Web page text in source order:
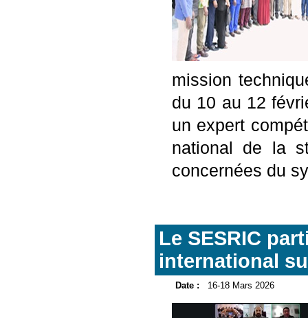
mission
du 10 au 12
un expert
national de la
concernées du
Le SESRIC
international
Date : 16-18 Mars 2026